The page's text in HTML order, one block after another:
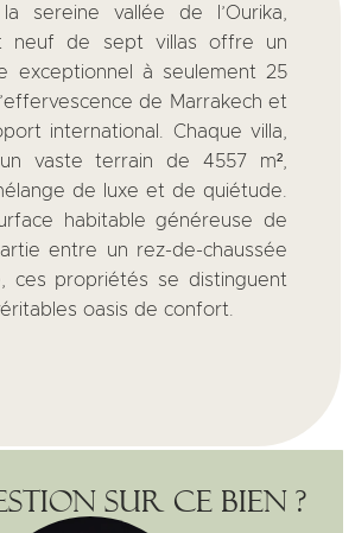
sereine vallée de l’Ourika,
neuf de sept villas offre un
exceptionnel à seulement 25
de Marrakech et
international. Chaque villa,
vaste terrain de 4557 m²,
de luxe et de quiétude.
habitable généreuse de
entre un rez-de-chaussée
ces propriétés se distinguent
oasis de confort.
sur ce bien ?